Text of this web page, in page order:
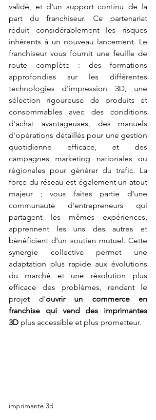
validé, et d'un support continu de la
part du franchiseur. Ce partenariat
réduit considérablement les risques
inhérents à un nouveau lancement. Le
franchiseur vous fournit une feuille de
route complète : des formations
approfondies sur les différentes
technologies d'impression 3D, une
sélection rigoureuse de produits et
consommables avec des conditions
d'achat avantageuses, des manuels
d'opérations détaillés pour une gestion
quotidienne efficace, et des
campagnes marketing nationales ou
régionales pour générer du trafic. La
force du réseau est également un atout
majeur ; vous faites partie d'une
communauté d'entrepreneurs qui
partagent les mêmes expériences,
apprennent les uns des autres et
bénéficient d'un soutien mutuel. Cette
synergie collective permet une
adaptation plus rapide aux évolutions
du marché et une résolution plus
efficace des problèmes, rendant le
projet d'ouvrir un commerce en
franchise qui vend des imprimantes
3D plus accessible et plus prometteur.
imprimante 3d